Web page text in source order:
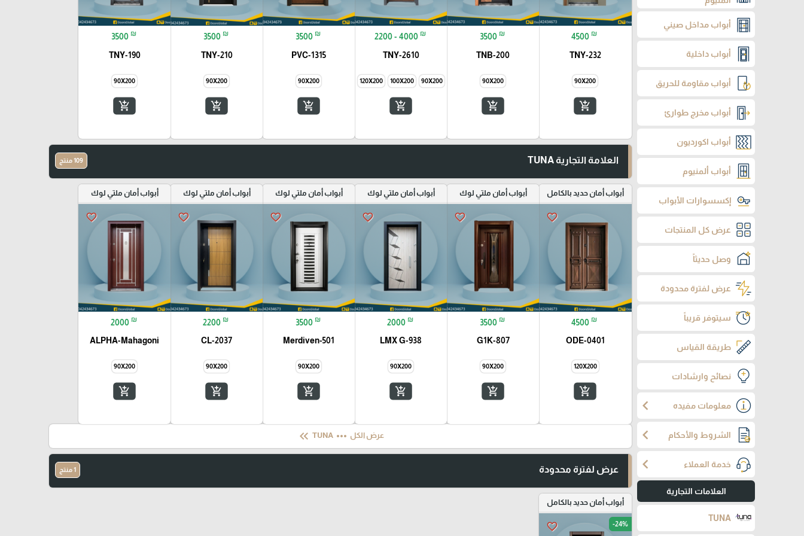
أبواب مداخل صيني
أبواب داخلية
أبواب مقاومة للحريق
أبواب مخرج طوارئ
أبواب اكورديون
أبواب ألمنيوم
إكسسوارات الأبواب
عرض كل المنتجات
وصل حديثاً
عرض لفترة محدودة
سيتوفر قريباً
طريقة القياس
نصائح وارشادات
معلومات مفيده chevron_left
الشروط والأحكام chevron_left
خدمة العملاء chevron_left
العلامات التجارية
TUNA
4500 ₪
TNY-232
90X200
add_shopping_cart
3500 ₪
TNB-200
90X200
add_shopping_cart
2200 - 4000 ₪
TNY-2610
90X200
100X200
120X200
add_shopping_cart
3500 ₪
PVC-1315
90X200
add_shopping_cart
3500 ₪
TNY-210
90X200
add_shopping_cart
3500 ₪
TNY-190
90X200
add_shopping_cart
العلامة التجارية TUNA 109 منتج
أبواب أمان حديد بالكامل
favorite_border
4500 ₪
ODE-0401
120X200
add_shopping_cart
أبواب أمان ملتي لوك
favorite_border
3500 ₪
G1K-807
90X200
add_shopping_cart
أبواب أمان ملتي لوك
favorite_border
2000 ₪
LMX G-938
90X200
add_shopping_cart
أبواب أمان ملتي لوك
favorite_border
3500 ₪
Merdiven-501
90X200
add_shopping_cart
أبواب أمان ملتي لوك
favorite_border
2200 ₪
CL-2037
90X200
add_shopping_cart
أبواب أمان ملتي لوك
favorite_border
2000 ₪
ALPHA-Mahagoni
90X200
add_shopping_cart
عرض الكل more_horiz
TUNA
keyboard_double_arrow_left
عرض لفترة محدودة 1 منتج
أبواب أمان حديد بالكامل
favorite_border -24%